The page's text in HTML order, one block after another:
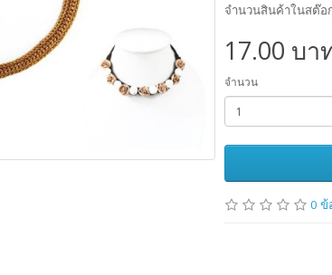
จำนวนสินค้าในสต๊อ
17.00 บา
จำนวน
0 ข้